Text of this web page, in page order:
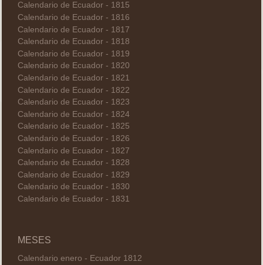
Calendario de Ecuador - 1815
Calendario de Ecuador - 1816
Calendario de Ecuador - 1817
Calendario de Ecuador - 1818
Calendario de Ecuador - 1819
Calendario de Ecuador - 1820
Calendario de Ecuador - 1821
Calendario de Ecuador - 1822
Calendario de Ecuador - 1823
Calendario de Ecuador - 1824
Calendario de Ecuador - 1825
Calendario de Ecuador - 1826
Calendario de Ecuador - 1827
Calendario de Ecuador - 1828
Calendario de Ecuador - 1829
Calendario de Ecuador - 1830
Calendario de Ecuador - 1831
MESES
Calendario enero - Ecuador 1812